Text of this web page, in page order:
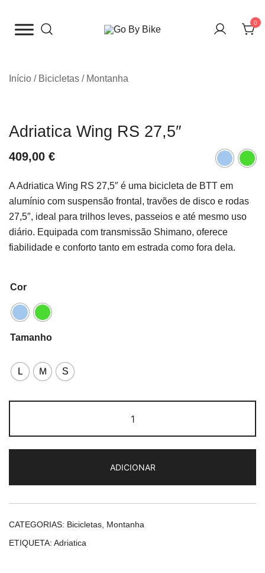
para
0
Início / Bicicletas / Montanha
Adriatica Wing RS 27,5″
409,00 €
A Adriatica Wing RS 27,5″ é uma bicicleta de BTT em
alumínio com suspensão frontal, travões de disco e rodas
27,5″, ideal para trilhos leves, passeios e até mesmo uso
diário. Equipada com transmissão Shimano, oferece
fiabilidade e conforto tanto em estrada como fora dela.
Cor
Tamanho
L M S
de
Adriatica
RS
27,5"
ADICIONAR
CATEGORIAS: Bicicletas Montanha
ETIQUETA: Adriatica